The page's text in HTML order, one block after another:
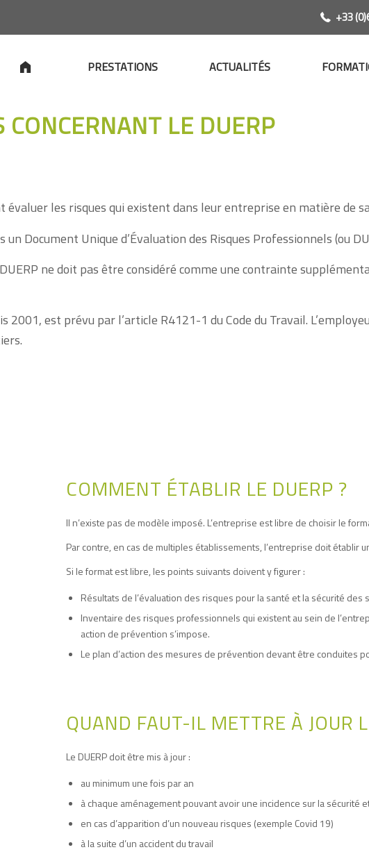
+33
PRESTATIONS ACTUALITÉS
CONCERNANT LE DUERP
évaluer les risques qui existent dans leur entreprise en matière de
Document Unique d’Évaluation des Risques Professionnels (ou
ne doit pas être considéré comme une contrainte
2001, est prévu par l’article R4121-1 du Code du Travail.
COMMENT ÉTABLIR LE DUERP ?
Il n’existe pas de modèle imposé. L’entreprise est libre de choisir le
Par contre, en cas de multiples établissements, l’entreprise doit établir
Si le format est libre, les points suivants doivent y figurer :
Résultats de l’évaluation des risques pour la santé et la sécurité
Inventaire des risques professionnels qui existent au sein de
action de prévention s’impose.
Le plan d’action des mesures de prévention devant être conduites
QUAND FAUT-IL METTRE À JOUR
Le DUERP doit être mis à jour :
au minimum une fois par an
à chaque aménagement pouvant avoir une incidence sur la sécurité
en cas d’apparition d’un nouveau risques (exemple Covid 19)
à la suite d’un accident du travail